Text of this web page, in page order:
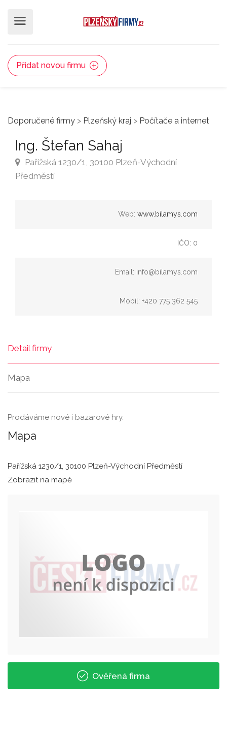
Přidat novou firmu
Doporučené firmy > Plzeňský kraj > Počítače a internet
Ing. Štefan Sahaj
Pařížská 1230/1, 30100 Plzeň-Východní
Předměstí
Web: www.bilamys.com
IČO: 0
Email: info@bilamys.com
Mobil: +420 775 362 545
Detail firmy
Mapa
Prodáváme nové i bazarové hry.
Mapa
Pařížská 1230/1, 30100 Plzeň-Východní Předměstí
Zobrazit na mapě
Ověřená firma